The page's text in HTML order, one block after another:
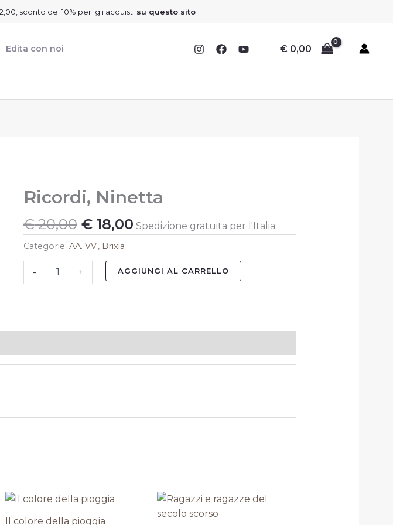
sconto del 10% per gli acquisti su questo sito
Edita con noi € 0,00
Ricordi, Ninetta
€20,00
Il
prezzo
originale
era:
€ 20,00.
€18,00
Il
prezzo
attuale
è:
Spedizione gratuita per l'Italia
Categorie: AA. VV., Brixia
-
Ricordi,
Ninetta
+ AGGIUNGI AL CARRELLO
Il colore della pioggia
Il
originale
Il
prezzo
attuale
Il
originale
Il
prezzo